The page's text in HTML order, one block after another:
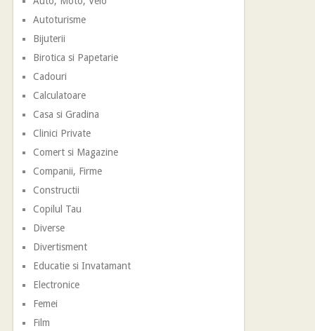
Autoturisme
Bijuterii
Birotica si Papetarie
Cadouri
Calculatoare
Casa si Gradina
Clinici Private
Comert si Magazine
Companii, Firme
Constructii
Copilul Tau
Diverse
Divertisment
Educatie si Invatamant
Electronice
Femei
Film